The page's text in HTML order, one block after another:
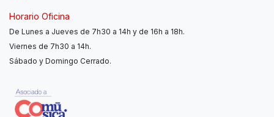
Horario Oficina
De Lunes a Jueves de 7h30 a 14h y de 16h a 18h.
Viernes de 7h30 a 14h.
Sábado y Domingo Cerrado.